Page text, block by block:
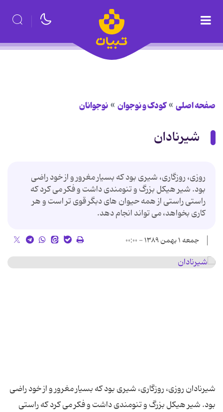
صفحه اصلی کودک و نوجوان نوجوانان
شیرنادان
روزی، روزگاری، شیری بود که بسیار مغرور و از خود راضی
بود. شیر هیکل بزرگ و تنومندی داشت و فکر می کرد که
راستی راستی از همه حیوان های دبگر قوی تر است و هر
کاری بخواهد، می تواند انجام دهد.
جمعه ۱ بهمن ۱۳۸۹ - ۰۰:۰۰
شیرنادان روزی، روزگاری، شیری بود که بسیار مغرور و از خود راضی
بود. شیر هیکل بزرگ و تنومندی داشت و فکر می کرد که راستی